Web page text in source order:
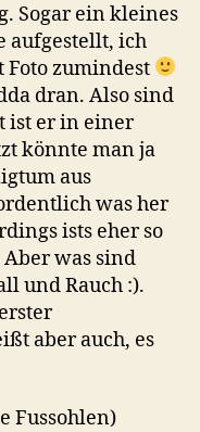
Sogar ein kleines
aufgestellt, ich
Foto zumindest
dran. Also sind
ist er in einer
könnte man ja
aus
was her
ists eher so
Aber was sind
und Rauch :).
aber auch, es
Fussohlen)